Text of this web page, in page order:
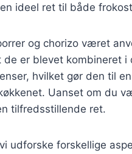
ideel ret til både
og chorizo været
de er blevet kombineret
hvilket gør den til
Uanset om du
tilfredsstillende ret.
udforske forskellige